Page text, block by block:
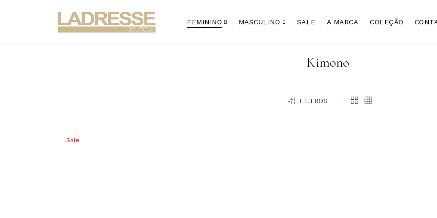
FEMININO MASCULINO SALE A MARCA COLEÇÃO
Kimono
FILTROS
Sale